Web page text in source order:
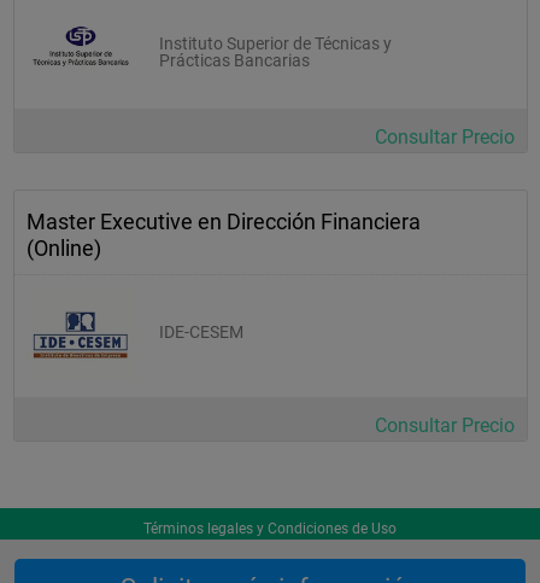
Instituto Superior de Técnicas y
Prácticas Bancarias
Consultar Precio
Master Executive en Dirección Financiera
(Online)
IDE-CESEM
Consultar Precio
Términos legales y Condiciones de Uso